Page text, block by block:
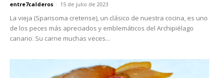
entre7calderos - 15 de julio de 2023
La vieja (Sparisoma cretense), un clásico de nuestra cocina, es uno
de los peces más apreciados y emblemáticos del Archipiélago
canario. Su carne muchas veces...